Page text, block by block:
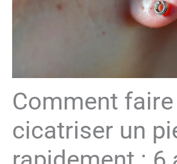
Comment faire
cicatriser un